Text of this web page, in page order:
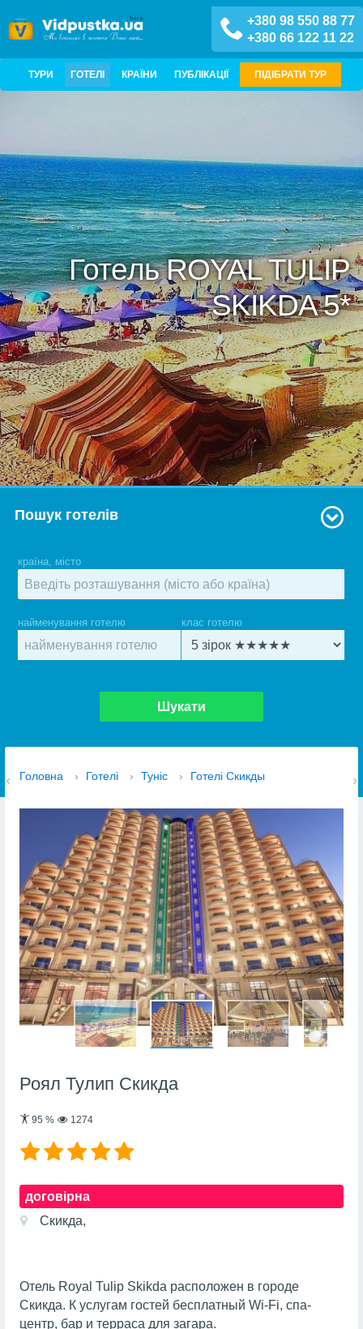
+380 98 550 88 77
+380 66 122 11 22
ТУРИ ГОТЕЛІ КРАЇНИ ПУБЛІКАЦІЇ ПІДІБРАТИ ТУР
Готель ROYAL TULIP
SKIKDA 5*
Пошук готелів
країна, місто
найменування готелю клас готелю
Шукати
Головна › Готелі › Туніс › Готелі Скикды
Роял Тулип Скикда
95 % 1274
договірна
Скикда,
Отель Royal Tulip Skikda расположен в городе
Скикда. К услугам гостей бесплатный Wi-Fi, спа-
центр, бар и терраса для загара.